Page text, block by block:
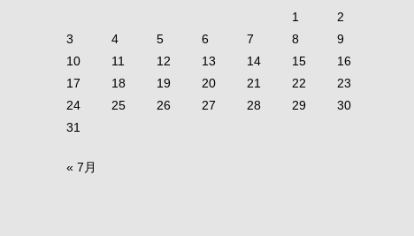
1
2
3
4 5 6 7 8
9
10
11 12 13 14 15
16
17
18 19 20 21 22
23
24
25 26 27 28 29
30
31
« 7月